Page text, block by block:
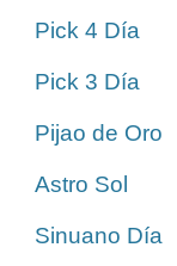
Pick 4 Día
Pick 3 Día
Pijao de Oro
Astro Sol
Sinuano Día